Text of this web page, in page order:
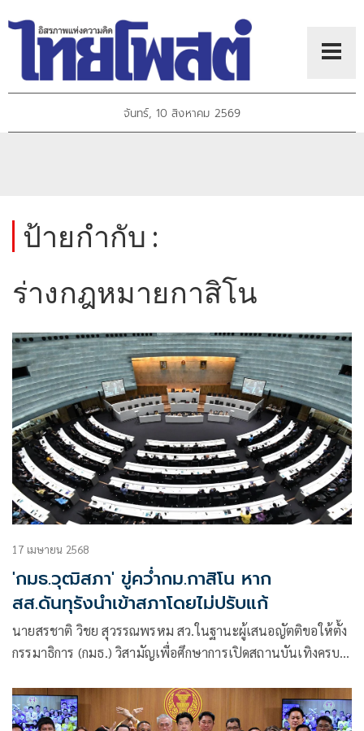
จันทร์, 10 สิงหาคม 2569
ป้ายกำกับ :
ร่างกฎหมายกาสิโน
17 เมษายน 2568
'กมธ.วุฒิสภา' ขู่คว่ำกม.กาสิโน หาก
สส.ดันทุรังนำเข้าสภาโดยไม่ปรับแก้
นายสรชาติ วิชย สุวรรณพรหม สว.ในฐานะผู้เสนอญัตติขอให้ตั้ง
กรรมาธิการ (กมธ.) วิสามัญเพื่อศึกษาการเปิดสถานบันเทิงครบ
วันที่ 23 เม.ย.นี้